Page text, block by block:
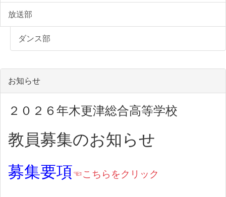
放送部
ダンス部
お知らせ
２０２６年木更津総合高等学校
教員募集のお知らせ
募集要項☜こちらをクリック